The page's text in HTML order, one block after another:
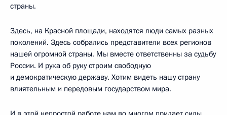
страны.
Здесь, на Красной площади, находятся люди самых разных
поколений. Здесь собрались представители всех регионов
нашей огромной страны. Мы вместе ответственны за судьбу
России. И рука об руку строим свободную
и демократическую державу. Хотим видеть нашу страну
влиятельным и передовым государством мира.